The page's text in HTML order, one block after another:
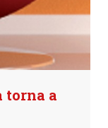
torna a